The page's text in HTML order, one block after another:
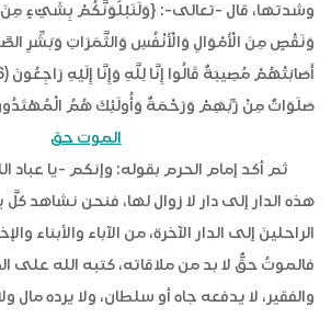
وشدتها، قال -تعالى-: {وَلَنَبْلُوَنَّكُمْ بِشَيْءٍ مِنَ
صَلَوَاتٌ مِنْ رَبِّهِمْ وَرَحْمَةٌ وَأُولَئِكَ هُمُ
الموت حق
ثم أكد إمام الحرم بقوله: وإنكم -يا عباد
هذه الدار إلى دار لا زوال لها، فنحن نشاهد
الراحلينَ إلى الدار الآخرة، من الآباء والأبناء
فالموتُ حقٌّ لا بد من ملاقاته، كتبه الله على
والفقير، لا يدفعه جاه أو سلطان، ولا يرده مال